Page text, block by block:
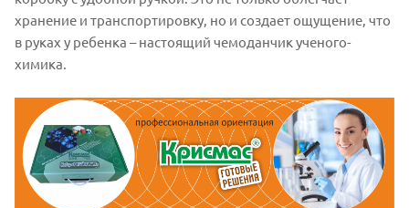
хранение и транспортировку, но и создает ощущение, что
в руках у ребенка – настоящий чемоданчик ученого-
химика.